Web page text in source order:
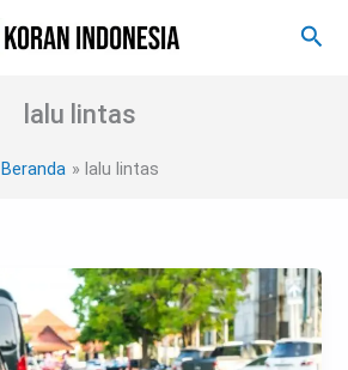
Cari
lalu lintas
Beranda lalu lintas